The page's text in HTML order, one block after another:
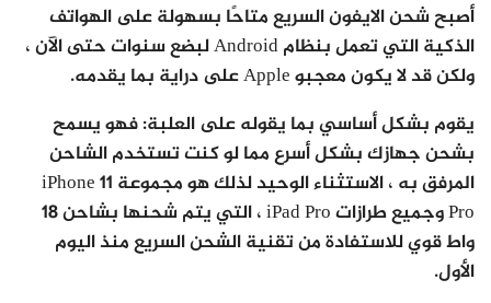
أصبح شحن الايفون السريع متاحًا بسهولة على الهواتف
الذكية التي تعمل بنظام Android لبضع سنوات حتى الآن ،
ولكن قد لا يكون معجبو Apple على دراية بما يقدمه.
يقوم بشكل أساسي بما يقوله على العلبة: فهو يسمح
بشحن جهازك بشكل أسرع مما لو كنت تستخدم الشاحن
المرفق به ، الاستثناء الوحيد لذلك هو مجموعة iPhone 11
Pro وجميع طرازات iPad Pro ، التي يتم شحنها بشاحن 18
واط قوي للاستفادة من تقنية الشحن السريع منذ اليوم
الأول.